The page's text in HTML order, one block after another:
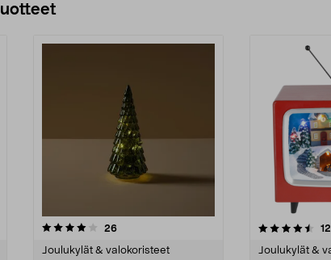
26arvostelut
Joulukylät & valokoristeet
4.5 viidestä
Joulukylät &
4.5